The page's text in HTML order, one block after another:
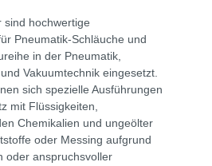
sind hochwertige
Pneumatik-Schläuche und
in der Pneumatik,
Vakuumtechnik eingesetzt.
sich spezielle Ausführungen
mit Flüssigkeiten,
Chemikalien und ungeölter
oder Messing aufgrund
oder anspruchsvoller